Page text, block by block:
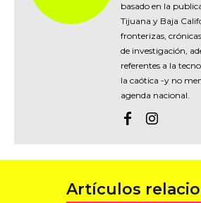
basado en la
Tijuana y Baja
fronterizas,
de investigación,
referentes a la
la caótica -y no
agenda nacional.
Artículos